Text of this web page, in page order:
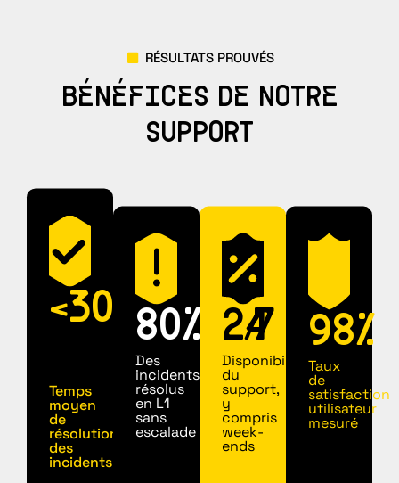
RÉSULTATS PROUVÉS
BÉNÉFICES DE NOTRE
SUPPORT
<30
MIN
Temps
moyen
de
résolution
des
incidents
80%
Des
incidents
résolus
en L1
sans
escalade
24
/7
Disponibilité
du
support,
y
compris
week-
ends
98%
Taux
de
satisfaction
utilisateur
mesuré